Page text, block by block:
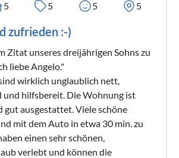
5 5 5 5
zufrieden :-)
Zitat unseres dreijährigen Sohns zu
liebe Angelo."
wirklich unglaublich nett,
und hilfsbereit. Die Wohnung ist
gut ausgestattet. Viele schöne
mit dem Auto in etwa 30 min. zu
einen sehr schönen,
verlebt und können die